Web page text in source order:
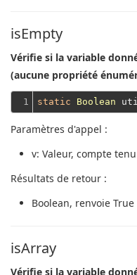
isEmpty
Vérifie si la variable
(aucune propriété
1 static Boolean
Paramètres d'appel :
v: Valeur, compte
Résultats de retour :
Boolean, renvoie
isArray
Vérifie si la variable